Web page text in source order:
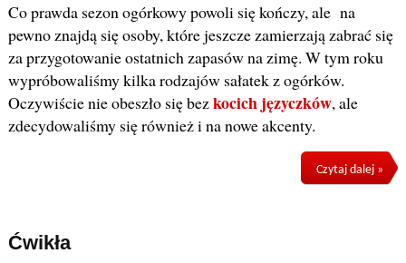
Co prawda sezon ogórkowy powoli się kończy, ale na
pewno znajdą się osoby, które jeszcze zamierzają zabrać się
za przygotowanie ostatnich zapasów na zimę. W tym roku
wypróbowaliśmy kilka rodzajów sałatek z ogórków.
Oczywiście nie obeszło się bezkocich języczków, ale
zdecydowaliśmy się również i na nowe akcenty.
Czytaj dalej »
Ćwikła